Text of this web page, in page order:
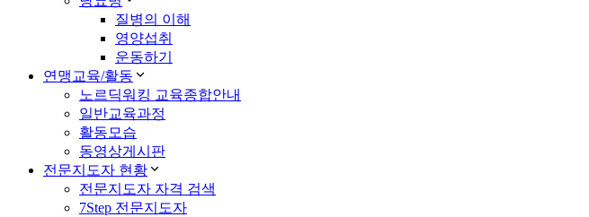
질병의 이해
영양섭취
운동하기
연맹교육/활동
노르딕워킹 교육종합안내
일반교육과정
활동모습
동영상게시판
전문지도자 현황
전문지도자 자격 검색
7Step 전문지도자